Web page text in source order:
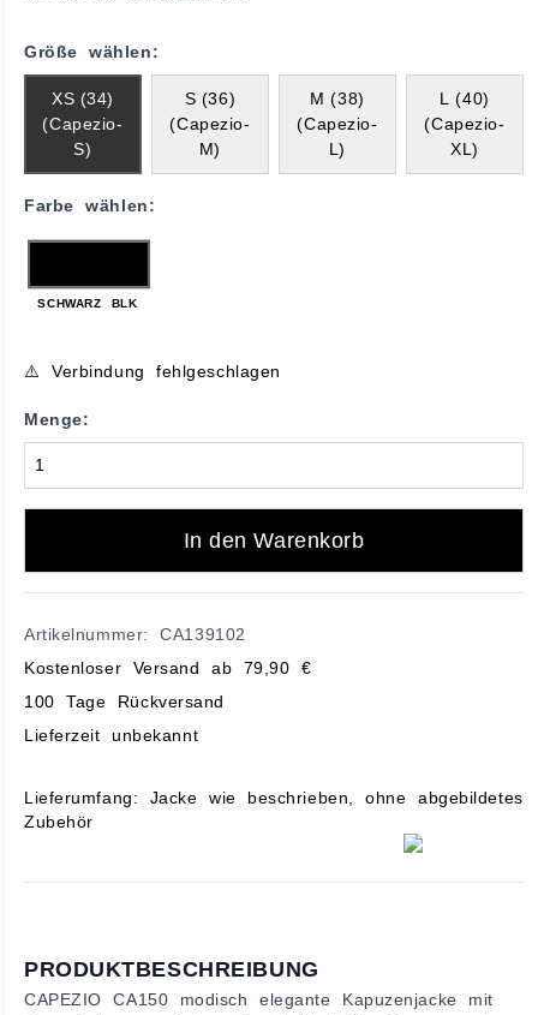
Größe wählen:
XS (34)
(Capezio-
S)
S (36)
(Capezio-
M)
M (38)
(Capezio-
L)
L (40)
(Capezio-
XL)
Farbe wählen:
SCHWARZ BLK
⚠️ Verbindung fehlgeschlagen
Menge:
In den Warenkorb
Artikelnummer: CA139102
Kostenloser Versand ab 79,90 €
100 Tage Rückversand
Lieferzeit unbekannt
Lieferumfang: Jacke wie beschrieben, ohne abgebildetes
Zubehör
PRODUKTBESCHREIBUNG
CAPEZIO CA150 modisch elegante Kapuzenjacke mit